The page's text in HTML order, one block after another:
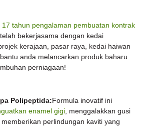
tahun pengalaman pembuatan kontrak
bekerjasama dengan kedai
kerajaan, pasar raya, kedai haiwan
anda melancarkan produk baharu
perniagaan!
Polipeptida:Formula inovatif ini
enamel gigi , menggalakkan gusi
perlindungan kaviti yang